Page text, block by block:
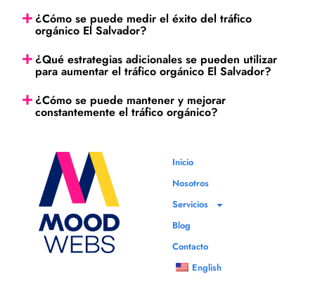
¿Cómo se puede medir el éxito del tráfico
orgánico El Salvador?
¿Qué estrategias adicionales se pueden utilizar
para aumentar el tráfico orgánico El Salvador?
¿Cómo se puede mantener y mejorar
constantemente el tráfico orgánico?
Inicio
Nosotros
Servicios
Blog
Contacto
English